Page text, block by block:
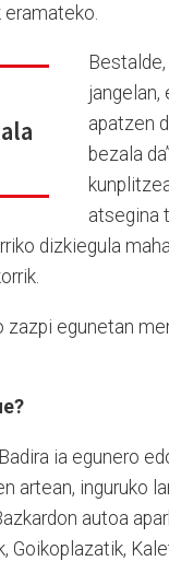
apatzen
bezala
atsegina
dizkiegula
zazpi egunetan
ia egunero
artean, inguruko
autoa
Goikoplazatik,